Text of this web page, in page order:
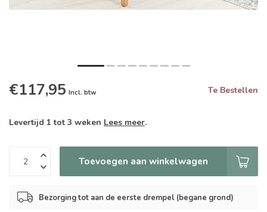
€117,95 Incl. btw Te Bestellen
Levertijd 1 tot 3 weken Lees meer.
Toevoegen aan winkelwagen
Bezorging tot aan de eerste drempel (begane grond)